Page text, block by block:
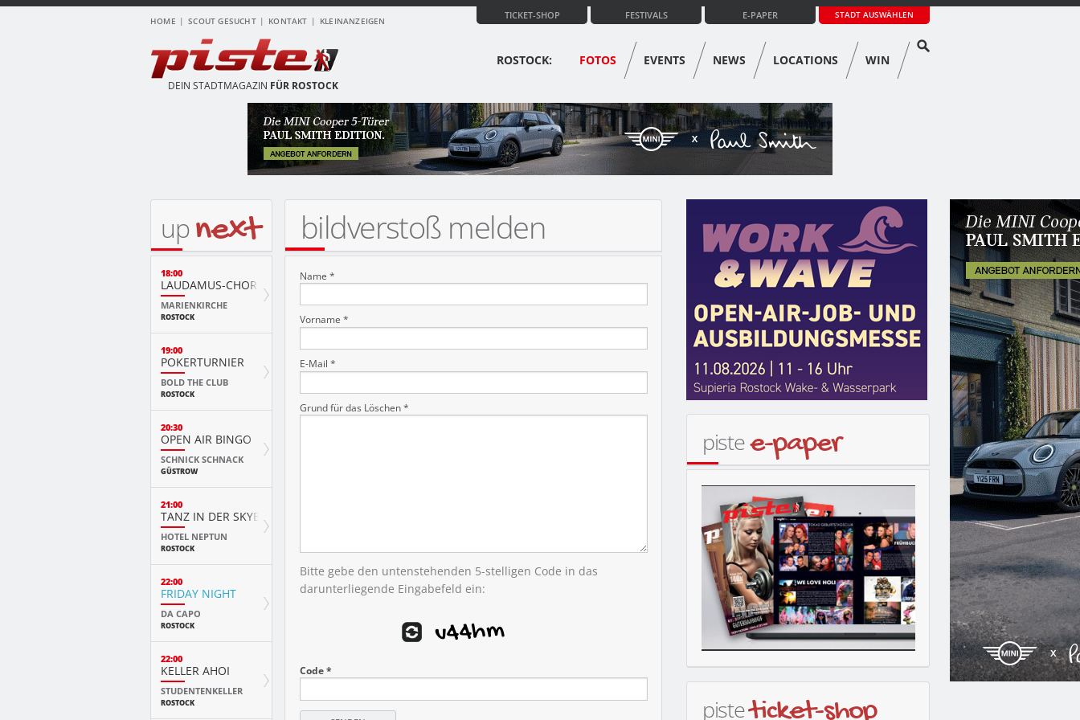
HOME SCOUT GESUCHT KONTAKT KLEINANZEIGEN
STADT AUSWÄHLEN
E-PAPER
FESTIVALS
TICKET-SHOP
DEIN STADTMAGAZIN FÜR ROSTOCK
ROSTOCK: FOTOS EVENTS NEWS LOCATIONS WIN
bildverstoß melden
Name *
Vorname *
E-Mail *
Grund für das Löschen *
Bitte gebe den untenstehenden 5-stelligen Code in das
darunterliegende Eingabefeld ein:
Code *
upnext
18:00
LAUDAMUS-CHOR
MARIENKIRCHE
ROSTOCK
19:00
POKERTURNIER
BOLD THE CLUB
ROSTOCK
20:30
OPEN AIR BINGO
SCHNICK SCHNACK
GÜSTROW
21:00
TANZ IN DER SKYBAR
HOTEL NEPTUN
ROSTOCK
22:00
FRIDAY NIGHT
DA CAPO
ROSTOCK
22:00
KELLER AHOI
STUDENTENKELLER
ROSTOCK
pistee-paper
pisteticket-shop